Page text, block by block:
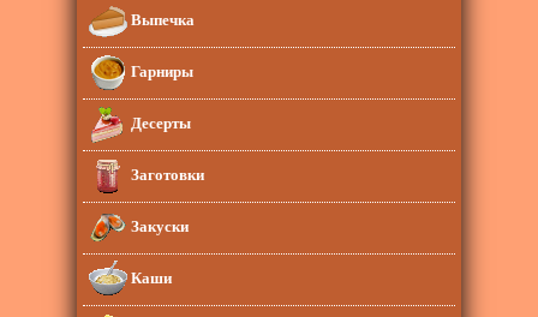
Выпечка
Гарниры
Десерты
Заготовки
Закуски
Каши